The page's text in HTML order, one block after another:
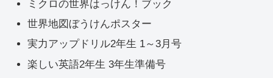
ミクロの世界はっけん！ブック
世界地図ぼうけんポスター
実力アップドリル2年生 1～3月号
楽しい英語2年生 3年生準備号